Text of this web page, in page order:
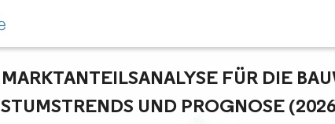
FÜR DIE
UND PROGNOSE